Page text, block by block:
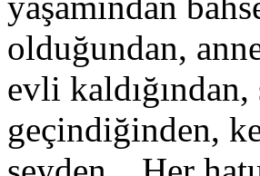
olduğundan,
evli kaldığından,
geçindiğinden,